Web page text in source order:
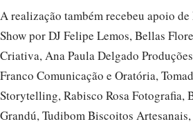
A realização também recebeu apoio
Show por DJ Felipe Lemos, Bellas
Criativa, Ana Paula Delgado
Franco Comunicação e Oratória,
Storytelling, Rabisco Rosa Fotografia,
Grandú, Tudibom Biscoitos